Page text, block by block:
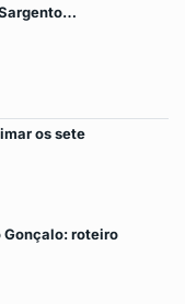
os sete
Gonçalo: roteiro